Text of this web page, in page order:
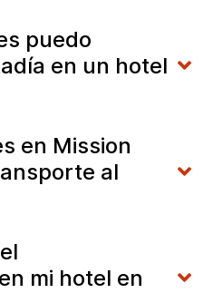
puedo
en un hotel
en Mission
al
mi hotel en